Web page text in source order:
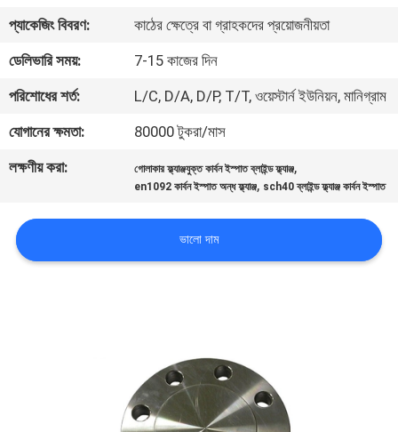
কারখানা
ভ্রমণ
মান
নিয়ন্ত্রণ
আমাদের
সাথে
প্যাকেজিং বিবরণ:
কাঠের ক্ষেত্রে বা গ্রাহকদের প্রয়োজনীয়তা
ডেলিভারি সময়:
7-15 কাজের দিন
পরিশোধের শর্ত:
L/C, D/A, D/P, T/T, ওয়েস্টার্ন ইউনিয়ন, মানিগ্রাম
যোগানের ক্ষমতা:
80000 টুকরা/মাস
লক্ষণীয় করা:
গোলাকার ফ্ল্যাঞ্জযুক্ত কার্বন ইস্পাত ব্লাইন্ড ফ্ল্যাঞ্জ,
en1092 কার্বন ইস্পাত অন্ধ ফ্ল্যাঞ্জ, sch40 ব্লাইন্ড ফ্ল্যাঞ্জ কার্বন ইস্পাত
ভালো দাম